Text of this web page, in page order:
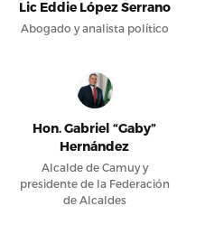
Lic Eddie López Serrano
Abogado y analista político
Hon. Gabriel “Gaby”
Hernández
Alcalde de Camuy y
presidente de la Federación
de Alcaldes